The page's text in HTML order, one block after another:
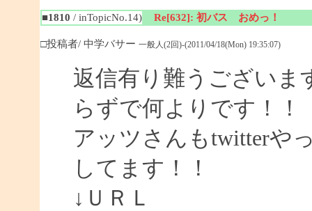
■1810 / inTopicNo.14) Re[632]: 初バス おめっ！
□投稿者/ 中学バサー 一般人(2回)-(2011/04/18(Mon) 19:35:07)
返信有り難うございま
らずで何よりです！！
アッツさんもtwitterや
してます！！
↓ＵＲＬ